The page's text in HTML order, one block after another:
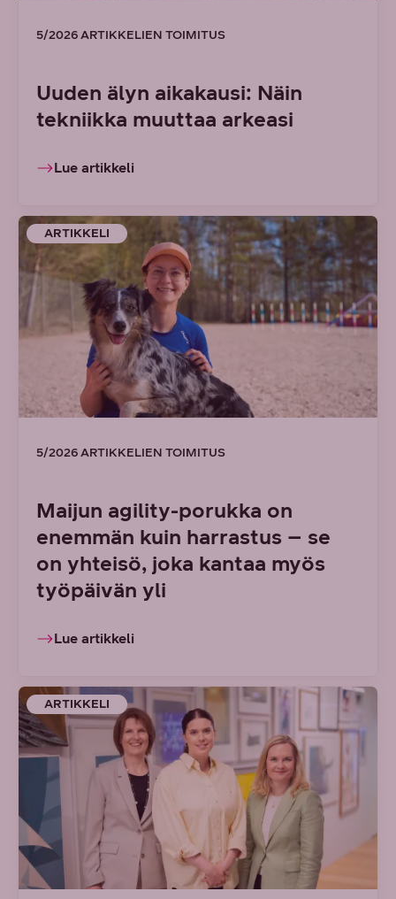
5/2026 ARTIKKELIEN TOIMITUS
Uuden älyn aikakausi: Näin
tekniikka muuttaa arkeasi
Lue artikkeli
ARTIKKELI
5/2026 ARTIKKELIEN TOIMITUS
Maijun agility-porukka on
enemmän kuin harrastus – se
on yhteisö, joka kantaa myös
työpäivän yli
Lue artikkeli
ARTIKKELI